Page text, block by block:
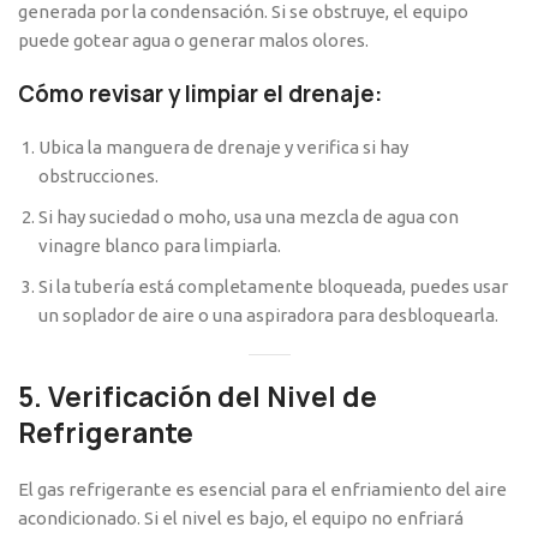
generada por la condensación. Si se obstruye, el equipo
puede gotear agua o generar malos olores.
Cómo revisar y limpiar el drenaje:
Ubica la manguera de drenaje y verifica si hay
obstrucciones.
Si hay suciedad o moho, usa una mezcla de agua con
vinagre blanco para limpiarla.
Si la tubería está completamente bloqueada, puedes usar
un soplador de aire o una aspiradora para desbloquearla.
5. Verificación del Nivel de
Refrigerante
El gas refrigerante es esencial para el enfriamiento del aire
acondicionado. Si el nivel es bajo, el equipo no enfriará